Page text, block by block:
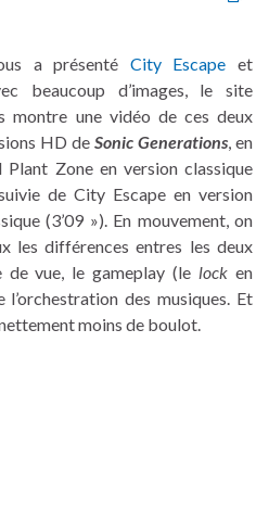
a présenté City Escape et
beaucoup d’images, le site
montre une vidéo de ces deux
HD de Sonic Generations, en
Plant Zone en version classique
de City Escape en version
(3’09 »). En mouvement, on
les différences entres les deux
de vue, le gameplay (le lock en
des musiques. Et
moins de boulot.